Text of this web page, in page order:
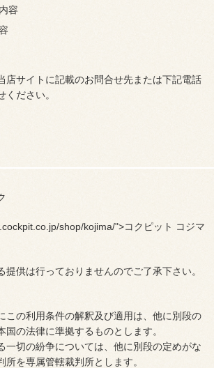
容
店サイトに記載のお問合せ先または下記電話
ださい。
shop/kojima/">コクピット コジマ
提供は行っておりませんのでご了承下さい。
この利用条件の解釈及び適用は、他に別段の
国の法律に準拠するものとします。
一切の紛争については、他に別段の定めがな
所を専属管轄裁判所とします。